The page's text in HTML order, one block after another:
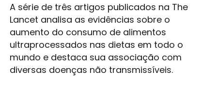
A série de três artigos publicados na The
Lancet analisa as evidências sobre o
aumento do consumo de alimentos
ultraprocessados nas dietas em todo o
mundo e destaca sua associação com
diversas doenças não transmissíveis.